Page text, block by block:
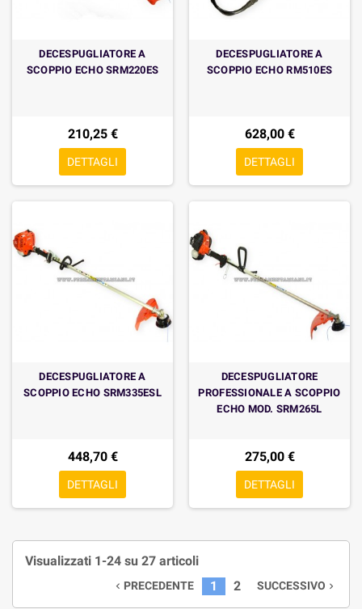
DECESPUGLIATORE A
SCOPPIO ECHO SRM220ES
210,25 €
DETTAGLI
DECESPUGLIATORE A
SCOPPIO ECHO RM510ES
628,00 €
DETTAGLI
DECESPUGLIATORE A
SCOPPIO ECHO SRM335ESL
448,70 €
DETTAGLI
DECESPUGLIATORE
PROFESSIONALE A SCOPPIO
ECHO MOD. SRM265L
275,00 €
DETTAGLI
Visualizzati 1-24 su 27 articoli
 PRECEDENTE 1 2 SUCCESSIVO 